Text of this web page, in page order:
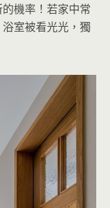
機率！若家中常
室被看光光，獨